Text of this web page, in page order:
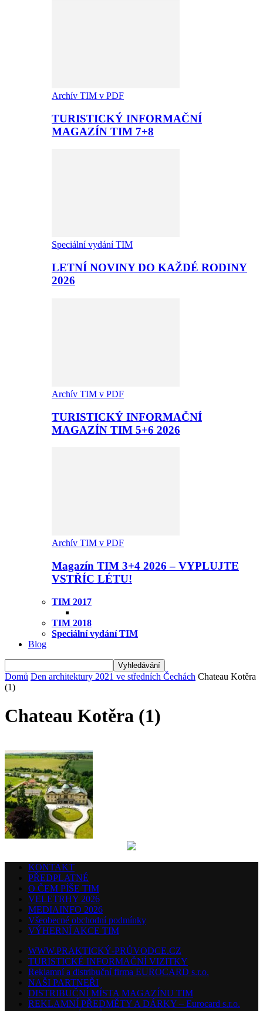
Archív TIM v PDF
TURISTICKÝ INFORMAČNÍ
MAGAZÍN TIM 7+8
Speciální vydání TIM
LETNÍ NOVINY DO KAŽDÉ RODINY
2026
Archív TIM v PDF
TURISTICKÝ INFORMAČNÍ
MAGAZÍN TIM 5+6 2026
Archív TIM v PDF
Magazín TIM 3+4 2026 – VYPLUJTE
VSTŘÍC LÉTU!
TIM 2017
TIM 2018
Speciální vydání TIM
Blog
Domů Den architektury 2021 ve středních Čechách Chateau Kotěra
(1)
Chateau Kotěra (1)
KONTAKT
PŘEDPLATNÉ
O ČEM PÍŠE TIM
VELETRHY 2026
MEDIAINFO 2026
Všeobecné obchodní podmínky
VÝHERNÍ AKCE TIM
WWW.PRAKTICKÝ-PRŮVODCE.CZ
TURISTICKÉ INFORMAČNÍ VIZITKY
Reklamní a distribuční firma EUROCARD s.r.o.
NAŠI PARTNEŘI
DISTRIBUČNÍ MÍSTA MAGAZÍNU TIM
REKLAMNÍ PŘEDMĚTY A DÁRKY – Eurocard s.r.o.